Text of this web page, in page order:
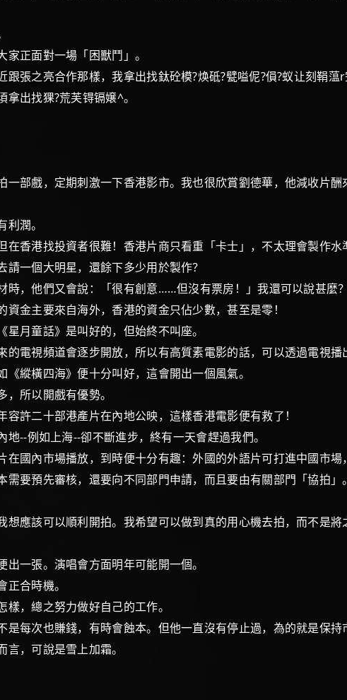
家正面對一場「困獸鬥」。
之亮合作那樣，我拿出找鈦砼模?焕砥?甓嗌伲?傊?蚁让刻鞙蕰
須拿出找猓?荒芙锝镉嬢^。
部戲，定期刺激一下香港影市。我也很欣賞劉德華，他減收片酬
有利潤。
香港找投資者很難！香港片商只看重「卡士」，不太理會製作水
請一個大明星，還餘下多少用於製作？
，他們又會說：「很有創意……但沒有票房！」我還可以說甚麼？
金主要來自海外，香港的資金只佔少數，甚至是零！
月童話》是叫好的，但始終不叫座。
電視頻道會逐步開放，所以有高質素電影的話，可以透過電視
縱橫四海》便十分叫好，這會開出一個風氣。
，所以開戲有優勢。
許二十部港產片在內地公映，這樣香港電影便有救了！
--例如上海--卻不斷進步，終有一天會趕過我們。
國內市場播放，到時便十分有趣：外國的外語片可打進中國市
預先審核，還要向不同部門申請，而且要由有關部門「協拍」
該可以順利開拍。我希望可以做到真的用心機去拍，而不是將
一張。演唱會方面明年可能開一個。
合時機。
，總之努力做好自己的工作。
次也賺錢，有時會蝕本。但他一直沒有停止過，為的就是保持
，可說是雪上加霜。